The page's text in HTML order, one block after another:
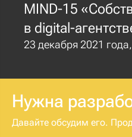
MIND-15
в digital-
23 декабря 2021
Нужна
Давайте обсудим его.